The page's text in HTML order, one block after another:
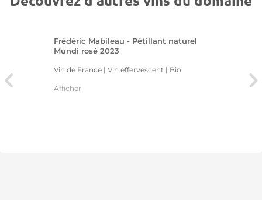
Frédéric Mabileau - Pétillant naturel
Mundi rosé 2023
Vin de France | Vin effervescent| Bio
Afficher